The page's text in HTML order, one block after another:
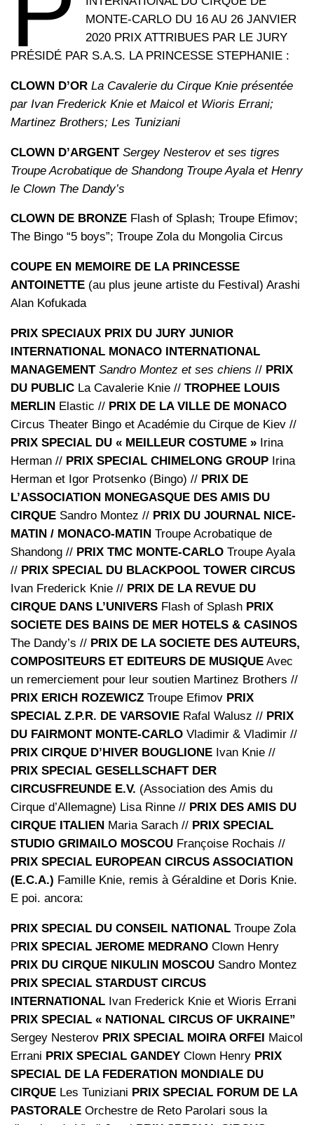
MONTE-CARLO DU 16 AU 26 JANVIER
2020 PRIX ATTRIBUES PAR LE JURY
PRÉSIDÉ PAR S.A.S. LA PRINCESSE STEPHANIE :
CLOWN D’OR La Cavalerie du Cirque Knie présentée
par Ivan Frederick Knie et Maicol et Wioris Errani;
Martinez Brothers; Les Tuniziani
CLOWN D’ARGENT Sergey Nesterov et ses tigres
Troupe Acrobatique de Shandong Troupe Ayala et Henry
le Clown The Dandy’s
CLOWN DE BRONZE Flash of Splash; Troupe Efimov;
The Bingo “5 boys”; Troupe Zola du Mongolia Circus
COUPE EN MEMOIRE DE LA PRINCESSE
ANTOINETTE (au plus jeune artiste du Festival) Arashi
Alan Kofukada
PRIX SPECIAUX PRIX DU JURY JUNIOR
INTERNATIONAL MONACO INTERNATIONAL
MANAGEMENT Sandro Montez et ses chiens // PRIX
DU PUBLIC La Cavalerie Knie // TROPHEE LOUIS
MERLIN Elastic // PRIX DE LA VILLE DE MONACO
Circus Theater Bingo et Académie du Cirque de Kiev //
PRIX SPECIAL DU « MEILLEUR COSTUME » Irina
Herman // PRIX SPECIAL CHIMELONG GROUP Irina
Herman et Igor Protsenko (Bingo) // PRIX DE
L’ASSOCIATION MONEGASQUE DES AMIS DU
CIRQUE Sandro Montez // PRIX DU JOURNAL NICE-
MATIN / MONACO-MATIN Troupe Acrobatique de
Shandong // PRIX TMC MONTE-CARLO Troupe Ayala
// PRIX SPECIAL DU BLACKPOOL TOWER CIRCUS
Ivan Frederick Knie // PRIX DE LA REVUE DU
CIRQUE DANS L’UNIVERS Flash of Splash PRIX
SOCIETE DES BAINS DE MER HOTELS & CASINOS
The Dandy’s // PRIX DE LA SOCIETE DES AUTEURS,
COMPOSITEURS ET EDITEURS DE MUSIQUE Avec
un remerciement pour leur soutien Martinez Brothers //
PRIX ERICH ROZEWICZ Troupe Efimov PRIX
SPECIAL Z.P.R. DE VARSOVIE Rafal Walusz // PRIX
DU FAIRMONT MONTE-CARLO Vladimir & Vladimir //
PRIX CIRQUE D’HIVER BOUGLIONE Ivan Knie //
PRIX SPECIAL GESELLSCHAFT DER
CIRCUSFREUNDE E.V. (Association des Amis du
Cirque d’Allemagne) Lisa Rinne // PRIX DES AMIS DU
CIRQUE ITALIEN Maria Sarach // PRIX SPECIAL
STUDIO GRIMAILO MOSCOU Françoise Rochais //
PRIX SPECIAL EUROPEAN CIRCUS ASSOCIATION
(E.C.A.) Famille Knie, remis à Géraldine et Doris Knie.
E poi. ancora:
PRIX SPECIAL DU CONSEIL NATIONAL Troupe Zola
PRIX SPECIAL JEROME MEDRANO Clown Henry
PRIX DU CIRQUE NIKULIN MOSCOU Sandro Montez
PRIX SPECIAL STARDUST CIRCUS
INTERNATIONAL Ivan Frederick Knie et Wioris Errani
PRIX SPECIAL « NATIONAL CIRCUS OF UKRAINE”
Sergey Nesterov PRIX SPECIAL MOIRA ORFEI Maicol
Errani PRIX SPECIAL GANDEY Clown Henry PRIX
SPECIAL DE LA FEDERATION MONDIALE DU
CIRQUE Les Tuniziani PRIX SPECIAL FORUM DE LA
PASTORALE Orchestre de Reto Parolari sous la